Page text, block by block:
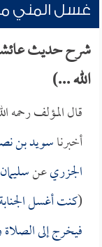
غسل المني
شرح حديث
الله ...)
قال المؤلف رحمه
أخبرناسويد بن
الجزريعن
(كنت أغسل
فيخرج إلى الصلاة